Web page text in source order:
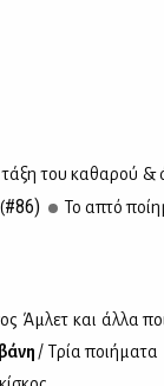
του κα­θα­ρού &
#86) Το απτό
Άμ­λετ και άλ­λα
/ Τρία ποι­ή­μα­τα